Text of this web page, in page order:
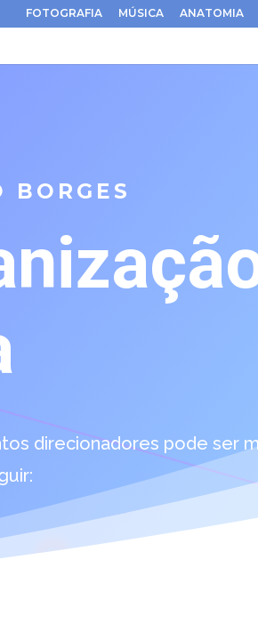
FOTOGRAFIA MÚSICA ANATOMIA
BORGES
direcionadores pode ser